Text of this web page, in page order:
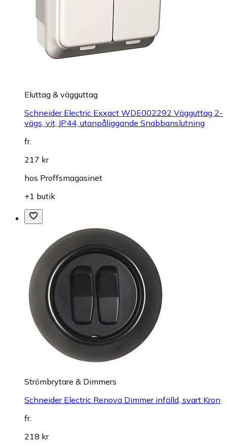
Eluttag & vägguttag
Schneider Electric Exxact WDE002292 Vägguttag 2-
vägs, vit, IP44, utanpåliggande Snabbanslutning
fr.
217 kr
hos Proffsmagasinet
+1 butik
Strömbrytare & Dimmers
Schneider Electric Renova Dimmer infälld, svart Kron
fr.
218 kr